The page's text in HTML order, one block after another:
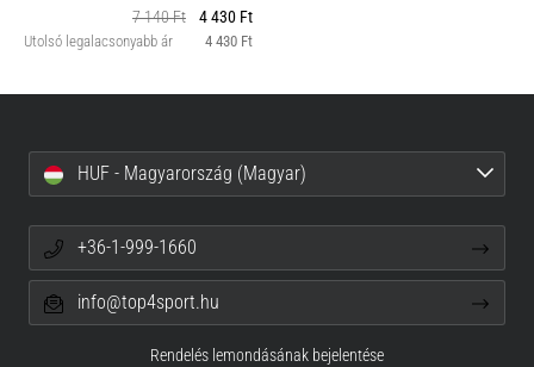
7 140 Ft
4 430 Ft
Utolsó legalacsonyabb ár 4 430 Ft
HUF - Magyarország (Magyar)
+36-1-999-1660
info@top4sport.hu
Rendelés lemondásának bejelentése